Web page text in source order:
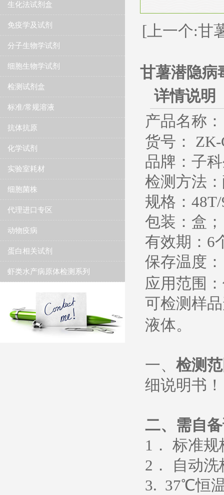
生化法试剂盒
免疫学及试剂
分子生物学试剂
细胞生物学试剂
检测试剂盒
标准/常规溶液
抗体抗原
化学试剂
实验室耗材
细胞菌株
代理进口专区
动物疫病
蛋白相关试剂
虾类水产病原体检测系列
[上一个:甘
甘薯潜隐病
详情说明
产品名称：
货号： ZK-
品牌：子
检测方法
规格：
包装：盒；
有效期： 6
保存温度 ：
应用范围
可检测样
液体。
一、 检测
细说明书 ！
二、需自
1 ． 标准
2 ． 自动
3. 37℃恒